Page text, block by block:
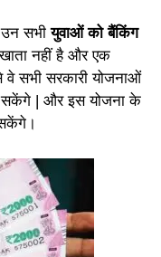
सभीयुवाओं को बैंकिंग
नहीं है और एक
सभी सरकारी योजनाओं
सकेंगे | और इस योजना के